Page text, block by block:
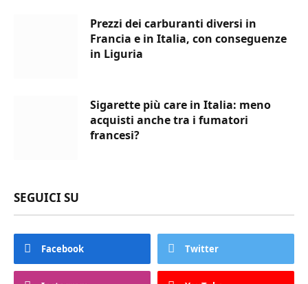
Prezzi dei carburanti diversi in
Francia e in Italia, con conseguenze
in Liguria
Sigarette più care in Italia: meno
acquisti anche tra i fumatori
francesi?
SEGUICI SU
Facebook Twitter